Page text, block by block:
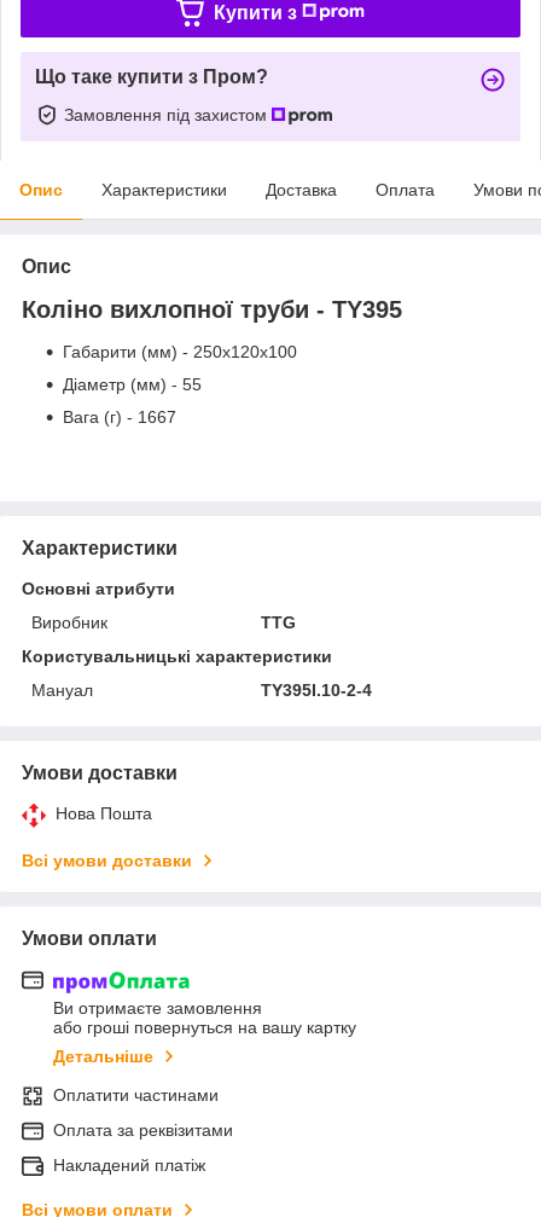
Купити з
Що таке купити з Пром?
Замовлення під захистом
Опис Характеристики Доставка Оплата Умови
Опис
Коліно вихлопної труби - TY395
Габарити (мм) - 250х120х100
Діаметр (мм) - 55
Вага (г) - 1667
Характеристики
Основні атрибути
Виробник
TTG
Користувальницькі характеристики
Мануал
TY395I.10-2-4
Умови доставки
Нова Пошта
Всі умови доставки
Умови оплати
Ви отримаєте замовлення
або гроші повернуться на вашу картку
Детальніше
Оплатити частинами
Оплата за реквізитами
Накладений платіж
Всі умови оплати